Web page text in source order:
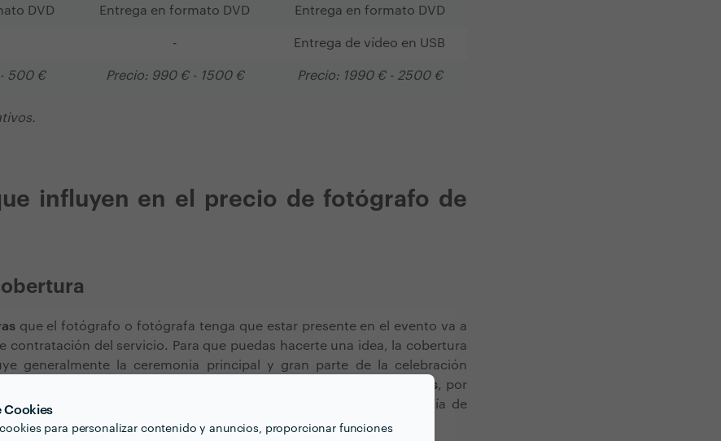
Cookies
para personalizar contenido y anuncios, proporcionar funciones
DVD Entrega en formato DVD Entrega en formato DVD
- Entrega de vídeo en USB
500 € Precio: 990 € - 1500 € Precio: 1990 € - 2500 €
influyen en el precio de fotógrafo de
que el fotógrafo o fotógrafa tenga que estar presente en el evento va a
contratación del servicio. Para que puedas hacerte una idea, la cobertura
generalmente la ceremonia principal y gran parte de la celebración
o similar. Estos eventos suelen durar alrededor de
seis horas, por
casos el
de los servicios de fotografía de